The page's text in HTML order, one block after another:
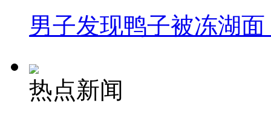
男子发现鸭子被冻湖
热点新闻